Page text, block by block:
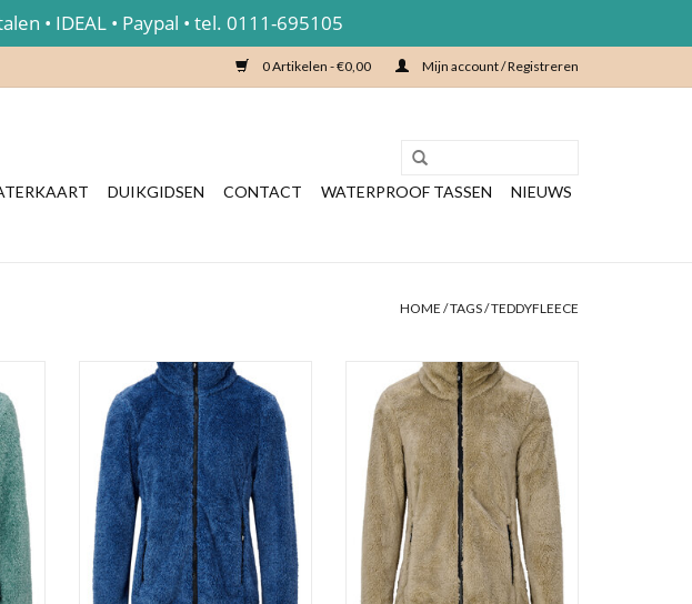
0 Artikelen - €0,00 Mijn account / Registreren
DUIKGIDSEN CONTACT WATERPROOF TASSEN NIEUWS
HOME /TAGS/TEDDYFLEECE
in
Heerlijk zachte en warme teddy
fleece van Nordberg voor dames in
een mooie kleur blauw melange.
TOEVOEGEN AAN WINKELWAGEN
Heerlijk zachte en warme teddy
fleece van Nordberg voor dames in
een mooie neutrale warme
zandkleur.
TOEVOEGEN AAN WINKELWAGEN
• IDEAL • Paypal • tel. 0111-695105